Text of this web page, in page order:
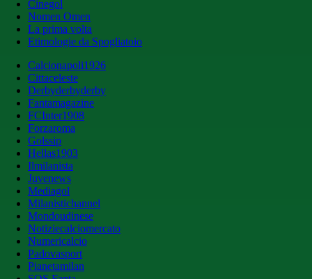
Cinegol
Nomen Omen
La prima volta
Etimologie da Spogliatoio
Calcionapoli1926
Cittaceleste
Derbyderbyderby
Fantamagazine
FCInter1908
Forzaroma
Golssip
Hellas1903
Ilmilanista
Juvenews
Mediagol
Milanistichannel
Mondoudinese
Notiziecalciomercato
Numericalcio
Padovasport
Pianetamilan